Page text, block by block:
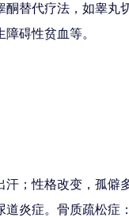
替代疗法，如睾
碍性贫血等。
汗；性格改变，孤
道炎症。骨质疏松